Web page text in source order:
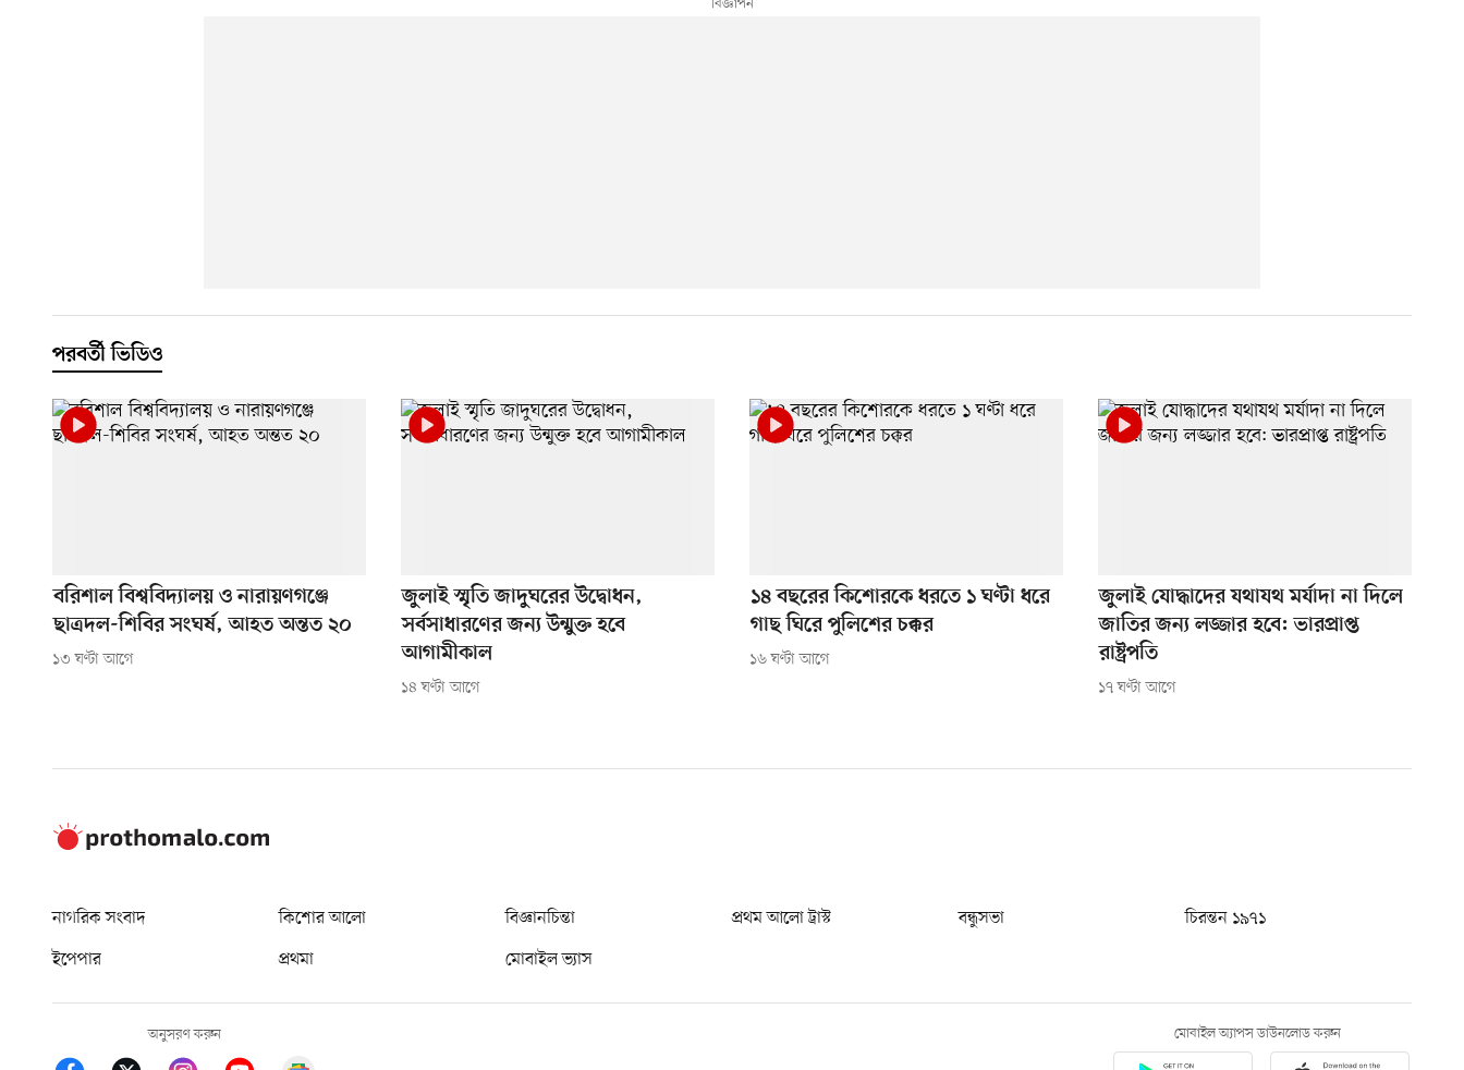
পরবর্তী ভিডিও
বরিশাল বিশ্ববিদ্যালয় ও নারায়ণগঞ্জে
ছাত্রদল-শিবির সংঘর্ষ, আহত অন্তত ২০
১৩ ঘণ্টা আগে
জুলাই স্মৃতি জাদুঘরের উদ্বোধন,
সর্বসাধারণের জন্য উন্মুক্ত হবে
আগামীকাল
১৪ ঘণ্টা আগে
১৪ বছরের কিশোরকে ধরতে ১ ঘণ্টা ধরে
গাছ ঘিরে পুলিশের চক্কর
১৬ ঘণ্টা আগে
জুলাই যোদ্ধাদের যথাযথ মর্যাদা না দিলে
জাতির জন্য লজ্জার হবে: ভারপ্রাপ্ত
রাষ্ট্রপতি
১৭ ঘণ্টা আগে
নাগরিক সংবাদ কিশোর আলো বিজ্ঞানচিন্তা প্রথম আলো ট্রাস্ট বন্ধুসভা
চিরন্তন ১৯৭১
ইপেপার
প্রথমা মোবাইল ভ্যাস
অনুসরণ করুন মোবাইল অ্যাপস ডাউনলোড করুন